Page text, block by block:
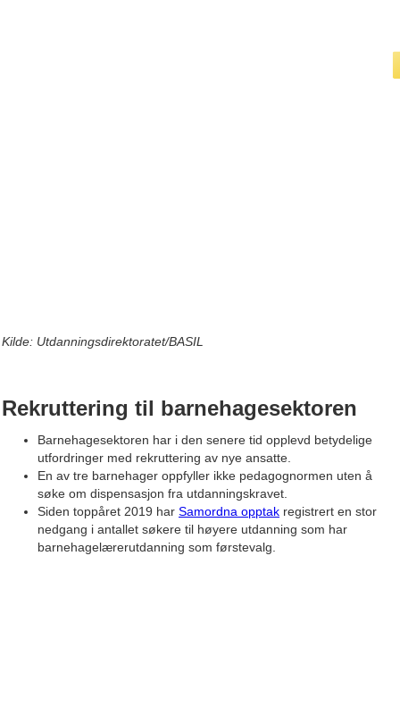
Kilde: Utdanningsdirektoratet/BASIL
Rekruttering til barnehagesektoren
Barnehagesektoren har i den senere tid opplevd betydelige
utfordringer med rekruttering av nye ansatte.
En av tre barnehager oppfyller ikke pedagognormen uten å
søke om dispensasjon fra utdanningskravet.
Siden toppåret 2019 har Samordna opptak registrert en stor
nedgang i antallet søkere til høyere utdanning som har
barnehagelærerutdanning som førstevalg.